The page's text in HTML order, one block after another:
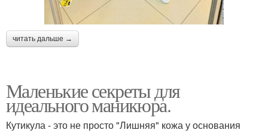
читать дальше →
Маленькие секреты для
идеального маникюра.
Кутикула - это не просто "Лишняя" кожа у основания